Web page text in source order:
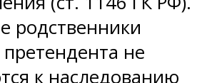
родственники
не
к наследованию